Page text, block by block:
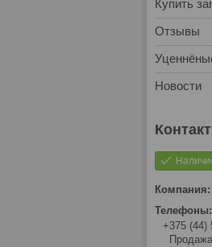
Купить
Отзывы
Новости
+375 (44)